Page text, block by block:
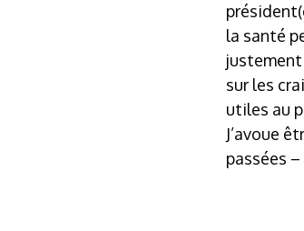
la santé
sur les
utiles au
J’avoue
passées